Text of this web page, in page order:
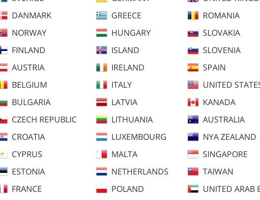
DANMARK
NORWAY
FINLAND
AUSTRIA
BELGIUM
BULGARIA
CZECH REPUBLIC
CROATIA
CYPRUS
ESTONIA
FRANCE
GREECE
HUNGARY
ISLAND
IRELAND
ITALY
LATVIA
LITHUANIA
LUXEMBOURG
MALTA
NETHERLANDS
POLAND
ROMANIA
SLOVAKIA
SLOVENIA
SPAIN
UNITED
KANADA
AUSTRALIA
NYA ZEALAND
SINGAPORE
TAIWAN
UNITED ARAB